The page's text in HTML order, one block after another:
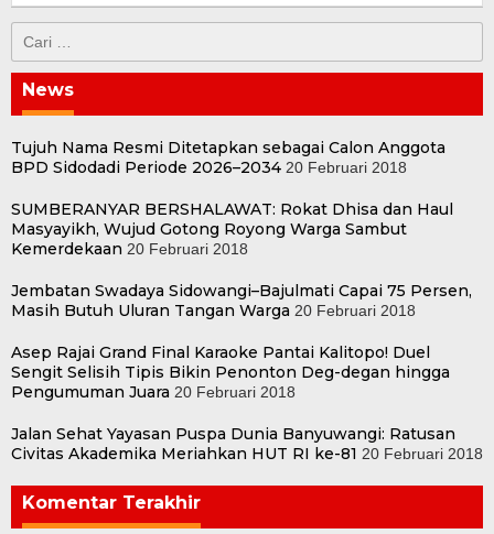
untuk:
News
Tujuh Nama Resmi Ditetapkan sebagai Calon Anggota
BPD Sidodadi Periode 2026–2034 20 Februari 2018
SUMBERANYAR BERSHALAWAT: Rokat Dhisa dan Haul
Masyayikh, Wujud Gotong Royong Warga Sambut
Kemerdekaan 20 Februari 2018
Jembatan Swadaya Sidowangi–Bajulmati Capai 75 Persen,
Masih Butuh Uluran Tangan Warga 20 Februari 2018
Asep Rajai Grand Final Karaoke Pantai Kalitopo! Duel
Sengit Selisih Tipis Bikin Penonton Deg-degan hingga
Pengumuman Juara 20 Februari 2018
Jalan Sehat Yayasan Puspa Dunia Banyuwangi: Ratusan
Civitas Akademika Meriahkan HUT RI ke-81 20 Februari 2018
Komentar Terakhir